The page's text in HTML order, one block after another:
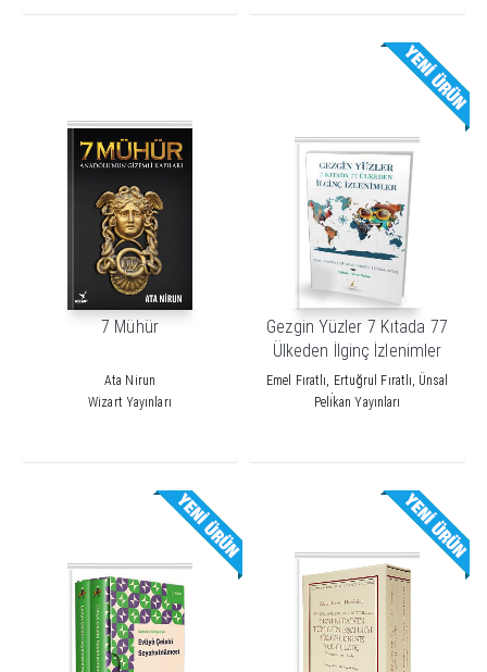
7 Mühür
Ata Nirun
Wizart Yayınları
Gezgin Yüzler 7 Kıtada 77
Ülkeden İlginç İzlenimler
Emel Fıratlı, Ertuğrul Fıratlı, Ünsal
Aktaş, Timur
Pelikan Yayınları